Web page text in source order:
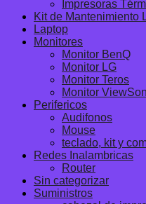
Impresoras
Kit de Mantenimiento
Laptop
Monitores
Monitor BenQ
Monitor LG
Monitor Teros
Monitor
Perifericos
Audifonos
Mouse
teclado, kit y
Redes Inalambricas
Router
Sin categorizar
Suministros